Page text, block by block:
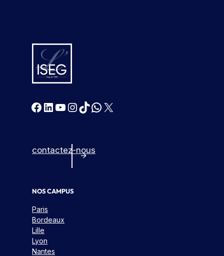
Facebook LinkedIn YouTube InstagramTikTok WhatsApp X
contactez-nous
NOS CAMPUS
Paris
Bordeaux
Lille
Lyon
Nantes